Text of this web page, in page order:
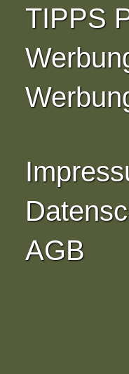
TIPPS
AGB